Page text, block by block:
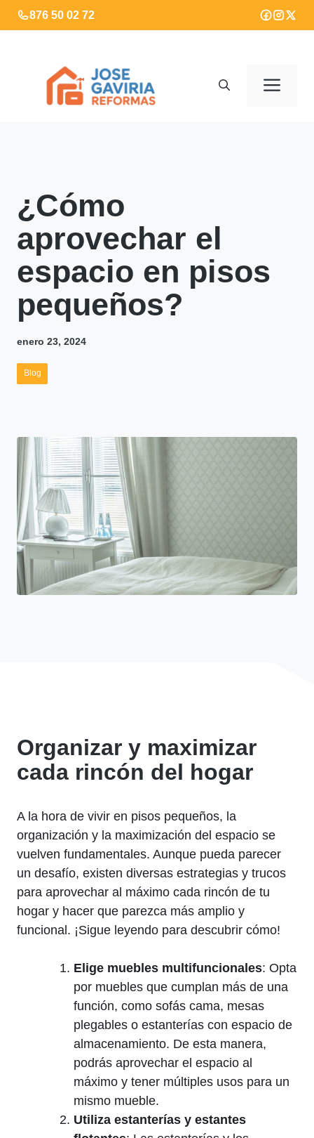
Saltar
al
876 50 02 72
¿Cómo
aprovechar el
espacio en pisos
pequeños?
enero 23, 2024
Blog
Organizar y ⁤maximizar
cada rincón ‍del hogar
A la hora de vivir en‍ pisos ⁣pequeños, la
organización‌ y la maximización del espacio se
vuelven fundamentales. Aunque pueda ⁣parecer
un desafío, existen diversas estrategias y trucos
para ‍aprovechar al ​máximo cada rincón de tu
hogar y hacer que‍ parezca más amplio y⁢
funcional. ⁣¡Sigue leyendo ‍para descubrir cómo!
Elige muebles ‍multifuncionales: Opta⁤
por muebles que cumplan más de una
función, como sofás ⁢cama, mesas
plegables ​o estanterías ⁣con‍ espacio ‌de‍
almacenamiento. De esta manera,
‍podrás aprovechar el espacio al
máximo y tener múltiples usos para un
mismo mueble.
Utiliza estanterías y estantes ​